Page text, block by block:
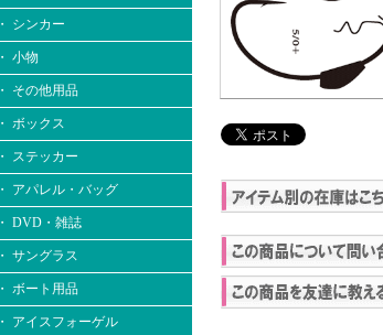
・ シンカー
・ 小物
・ その他用品
・ ボックス
・ ステッカー
・ アパレル・バッグ
・ DVD・雑誌
・ サングラス
・ ボート用品
・ アイスフォーゲル